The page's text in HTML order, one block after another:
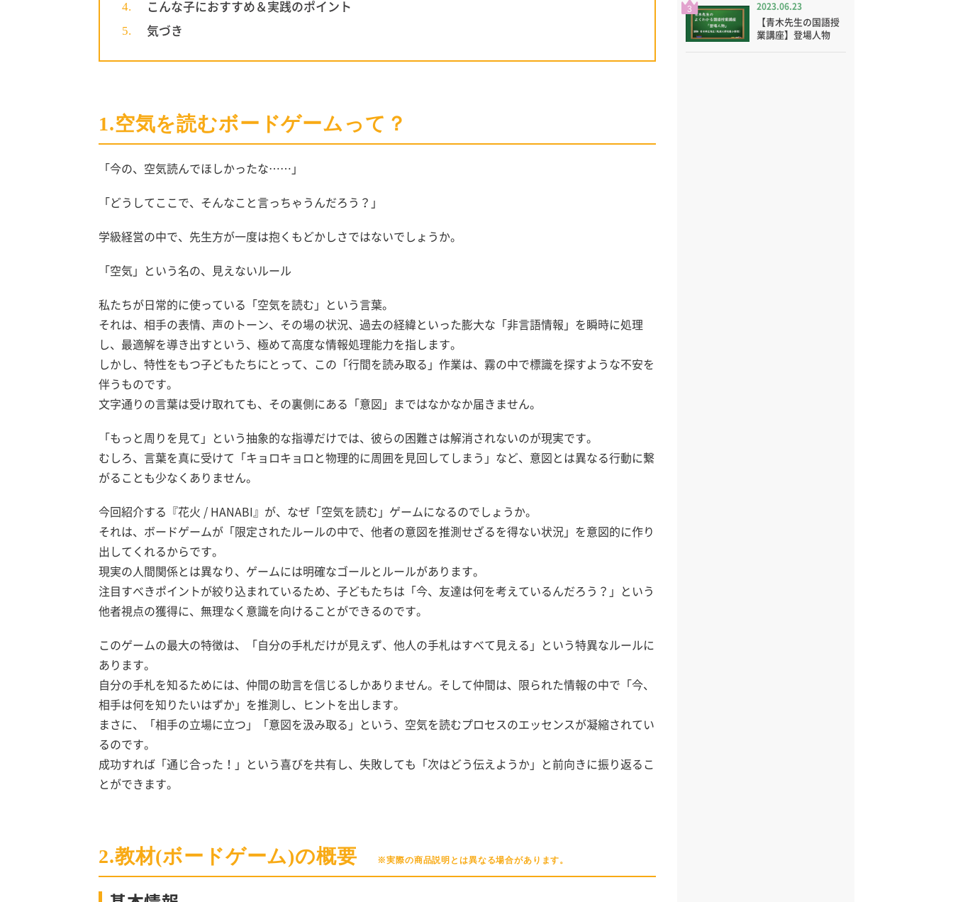
こんな子におすすめ＆実践のポイント
気づき
1.空気を読むボードゲームって？
「今の、空気読んでほしかったな……」
「どうしてここで、そんなこと言っちゃうんだろう？」
学級経営の中で、先生方が一度は抱くもどかしさではないでしょうか。
「空気」という名の、見えないルール
私たちが日常的に使っている「空気を読む」という言葉。
それは、相手の表情、声のトーン、その場の状況、過去の経緯といった膨大な「非言語情報」を瞬時に処理
し、最適解を導き出すという、極めて高度な情報処理能力を指します。
しかし、特性をもつ子どもたちにとって、この「行間を読み取る」作業は、霧の中で標識を探すような不安を
伴うものです。
文字通りの言葉は受け取れても、その裏側にある「意図」まではなかなか届きません。
「もっと周りを見て」という抽象的な指導だけでは、彼らの困難さは解消されないのが現実です。
むしろ、言葉を真に受けて「キョロキョロと物理的に周囲を見回してしまう」など、意図とは異なる行動に繋
がることも少なくありません。
今回紹介する『花火 / HANABI』が、なぜ「空気を読む」ゲームになるのでしょうか。
それは、ボードゲームが「限定されたルールの中で、他者の意図を推測せざるを得ない状況」を意図的に作り
出してくれるからです。
現実の人間関係とは異なり、ゲームには明確なゴールとルールがあります。
注目すべきポイントが絞り込まれているため、子どもたちは「今、友達は何を考えているんだろう？」という
他者視点の獲得に、無理なく意識を向けることができるのです。
このゲームの最大の特徴は、「自分の手札だけが見えず、他人の手札はすべて見える」という特異なルールに
あります。
自分の手札を知るためには、仲間の助言を信じるしかありません。そして仲間は、限られた情報の中で「今、
相手は何を知りたいはずか」を推測し、ヒントを出します。
まさに、「相手の立場に立つ」「意図を汲み取る」という、空気を読むプロセスのエッセンスが凝縮されてい
るのです。
成功すれば「通じ合った！」という喜びを共有し、失敗しても「次はどう伝えようか」と前向きに振り返るこ
とができます。
2.教材(ボードゲーム)の概要 ※実際の商品説明とは異なる場合があります。
3 2023.06.23
【青木先生の国語授
業講座】登場人物